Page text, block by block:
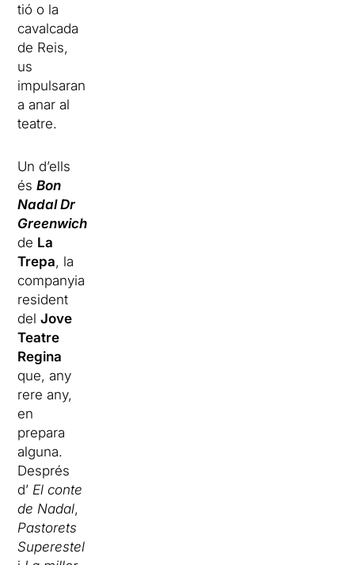
tió o la
cavalcada
de Reis,
us
impulsaran
a anar al
teatre.
Un d’ells
ésBon
Nadal Dr
Greenwich
de La
Trepa, la
companyia
resident
delJove
Teatre
Regina
que, any
rere any,
en
prepara
alguna.
Després
d’ El conte
de Nadal,
Pastorets
Superestel